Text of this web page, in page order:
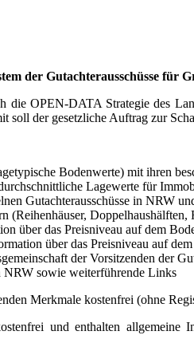
der Gutachterausschüsse für
die OPEN-DATA Strategie des
soll der gesetzliche Auftrag zur
Bodenwerte) mit ihren
Lagewerte für
Gutachterausschüsse in NRW
(Reihenhäuser,
über das Preisniveau auf dem
über das Preisniveau auf
der Vorsitzenden der
NRW sowie weiterführende Links
Merkmale kostenfrei (ohne
und enthalten